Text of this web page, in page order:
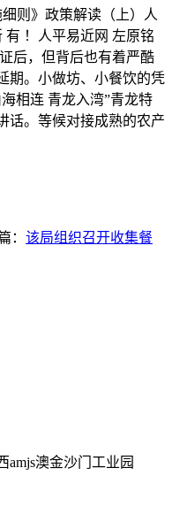
则》政策解读（上）人
有 ！人平易近网 左原铭
后，但背后也有着严酷
期。小做坊、小餐饮的凭
相连 青龙入湾”青龙特
话。等候对接成熟的农产
： 该局组织召开收集餐
amjs澳金沙门工业园